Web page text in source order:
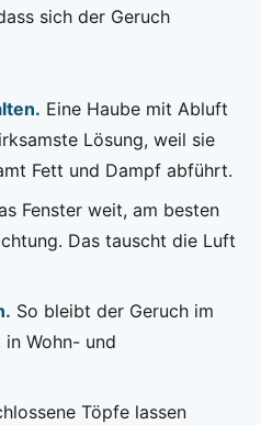
sich der Geruch
Eine Haube mit Abluft
Lösung, weil sie
Fett und Dampf abführt.
Fenster weit, am besten
Das tauscht die Luft
So bleibt der Geruch im
Wohn- und
Töpfe lassen